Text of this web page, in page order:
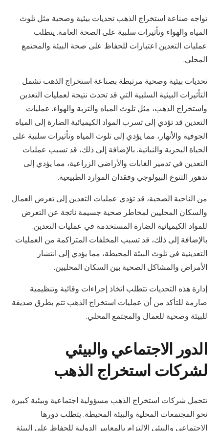
تواجه صناعة استخراج الذهب تحديات بيئية وصحية مثل تلوث
المياه والهواء وتأثيرات سلبية على الصحة العامة. يتطلب
عمليات التعدين اعتبارات للحفاظ على صحة البيئة والمجتمع
المحلي.
تحديات بيئية وصحية مرتبطة بصناعة استخراج الذهب تشمل
التأثيرات البيئية السلبية التي قد تحدث نتيجة لعمليات التعدين
واستخراج الذهب، مثل تلوث المياه والتربة والهواء. عمليات
التعدين قد تؤدي إلى تسرب المواد الكيميائية الضارة إلى المياه
الجوفية والأنهار، مما يؤدي إلى تلوث المياه وتأثيرات سلبية على
الحياة البحرية والنباتية. بالإضافة إلى ذلك، قد تسبب عمليات
التعدين في تدمير الغابات والأراضي الزراعية، مما يؤدي إلى
تدهور التنوع البيولوجي وفقدان الموارد الطبيعية.
من الناحية الصحية، قد تؤدي عمليات التعدين إلى تعرض العمال
والسكان المحليين لمخاطر صحية جسيمة ناتجة عن التعرض
للمواد الكيميائية الضارة المستخدمة في عمليات التعدين.
بالإضافة إلى ذلك، قد تسبب المخلفات المتراكمة من العمليات
التعدينية في تلوث البيئة المحيطة، مما يؤدي إلى انتشار
الأمراض والمشاكل الصحية بين السكان المحليين.
إدارة هذه التحديات تتطلب اتخاذ إجراءات وقائية وتنظيمية
صارمة للتأكد من أن عمليات استخراج الذهب تتم بطرق صديقة
للبيئة وصحية للعمال والمجتمع المحلي.
الدور الاجتماعي والبيئي
لشركات استخراج الذهب
تتحمل شركات استخراج الذهب مسؤولية اجتماعية وبيئية كبيرة
نحو المجتمعات المحلية والبيئة المحيطة. يتطلب دورها
الاجتماعي والبيئي الالتزام بالمعايير الدولية للحفاظ على البيئة